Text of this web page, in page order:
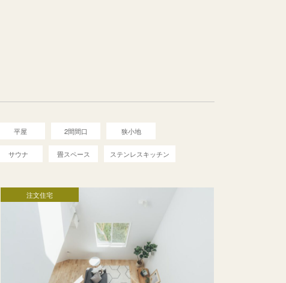
平屋 2間間口 狭小地
サウナ 畳スペース ステンレスキッチン
注文住宅